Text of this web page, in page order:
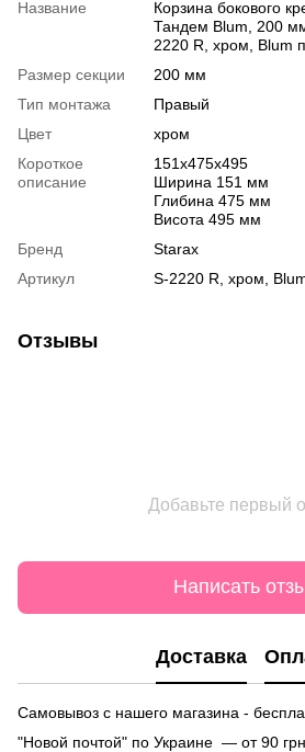
Название
Корзина бокового
Тандем Blum, 200
2220 R, хром, Blum
Размер секции
200 мм
Тип монтажа
Правый
Цвет
хром
Короткое
описание
151x475x495
Ширина 151 мм
Глибина 475 мм
Висота 495 мм
Бренд
Starax
Артикул
S-2220 R, хром,
Отзывы
Добавьте первый
Написать
Доставка
Самовывоз с нашего магазина -
"Новой почтой" по Украине — от 90 грн.